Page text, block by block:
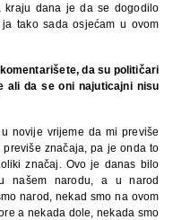
kraju dana je da se dogodilo
tako sada osjećam u ovom
da su političari
ali da se oni najuticajni nisu
novije vrijeme da mi previše
značaja, pa je onda to
značaj. Ovo je danas bilo
našem narodu, a u narod
narod, nekad smo na ovom
a nekada dole, nekada smo